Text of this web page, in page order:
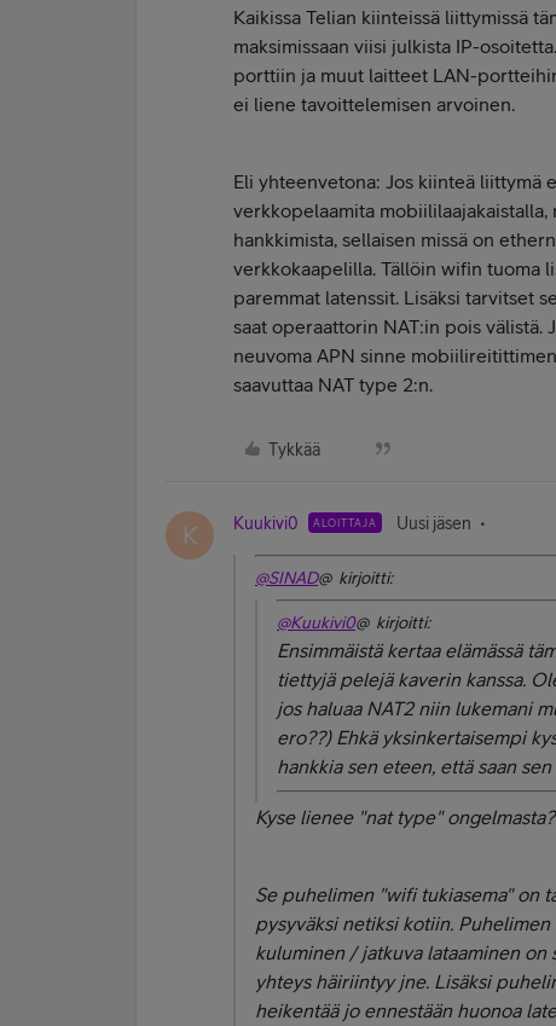
Kaikissa Telian kiinteissä liittymissä
maksimissaan viisi julkista IP-
porttiin ja muut laitteet LAN-
ei liene tavoittelemisen arvoinen.
Eli yhteenvetona: Jos kiinteä liittymä
verkkopelaamita
hankkimista, sellaisen missä on
verkkokaapelilla. Tällöin wifin tuoma
paremmat latenssit. Lisäksi tarvitset
saat operaattorin NAT:in pois välistä.
neuvoma APN sinne
saavuttaa NAT type 2:n.
Tykkää
K Kuukivi0 ALOITTAJA Uusi jäsen
@SINAD@ kirjoitti:
@Kuukivi0@ kirjoitti:
Ensimmäistä kertaa elämässä
tiettyjä pelejä kaverin kanssa.
jos haluaa NAT2 niin lukemani
ero??) Ehkä yksinkertaisempi
hankkia sen eteen, että saan
Kyse lienee "nat type" ongelmasta?
Se puhelimen "wifi tukiasema" on
pysyväksi netiksi kotiin.
kuluminen / jatkuva lataaminen on
yhteys häiriintyy jne. Lisäksi
heikentää jo ennestään huonoa